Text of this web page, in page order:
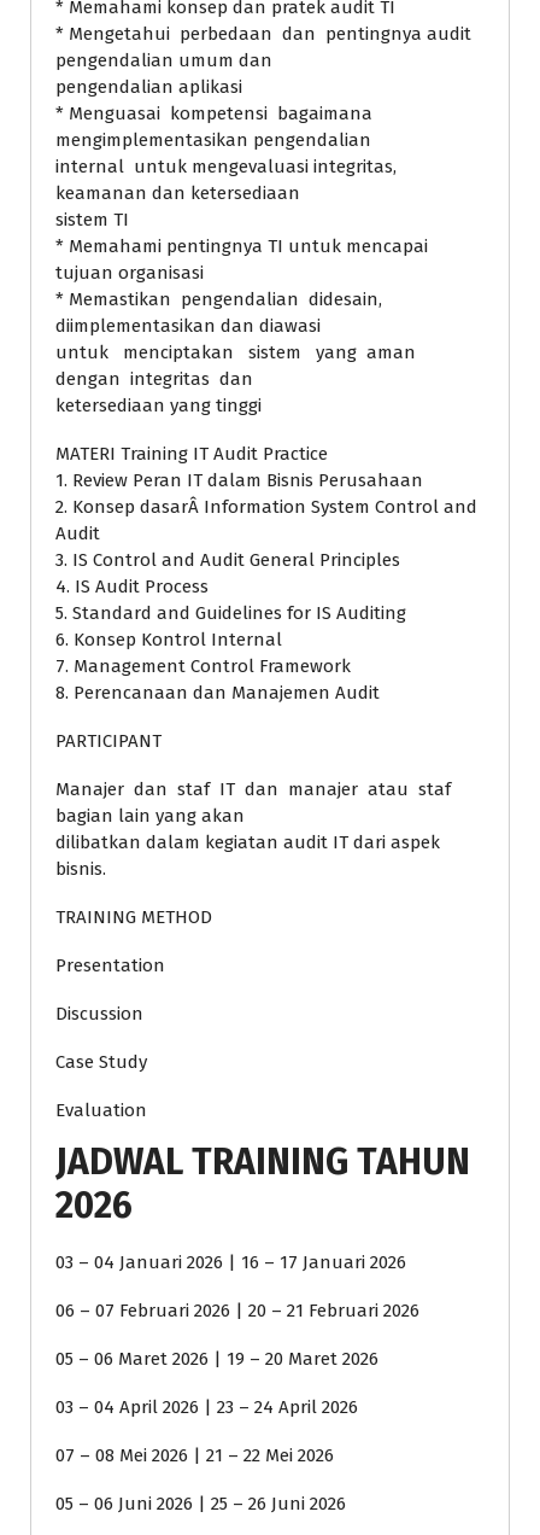
* Memahami konsep dan pratek audit TI
* Mengetahui perbedaan dan pentingnya audit
pengendalian umum dan
pengendalian aplikasi
* Menguasai kompetensi bagaimana
mengimplementasikan pengendalian
internal untuk mengevaluasi integritas,
keamanan dan ketersediaan
sistem TI
* Memahami pentingnya TI untuk mencapai
tujuan organisasi
* Memastikan pengendalian didesain,
diimplementasikan dan diawasi
untuk menciptakan sistem yang aman
dengan integritas dan
ketersediaan yang tinggi
MATERI Training IT Audit Practice
1. Review Peran IT dalam Bisnis Perusahaan
2. Konsep dasarÂ Information System Control and
Audit
3. IS Control and Audit General Principles
4. IS Audit Process
5. Standard and Guidelines for IS Auditing
6. Konsep Kontrol Internal
7. Management Control Framework
8. Perencanaan dan Manajemen Audit
PARTICIPANT
Manajer dan staf IT dan manajer atau staf
bagian lain yang akan
dilibatkan dalam kegiatan audit IT dari aspek
bisnis.
TRAINING METHOD
Presentation
Discussion
Case Study
Evaluation
JADWAL TRAINING TAHUN
2026
03 – 04 Januari 2026 | 16 – 17 Januari 2026
06 – 07 Februari 2026 | 20 – 21 Februari 2026
05 – 06 Maret 2026 | 19 – 20 Maret 2026
03 – 04 April 2026 | 23 – 24 April 2026
07 – 08 Mei 2026 | 21 – 22 Mei 2026
05 – 06 Juni 2026 | 25 – 26 Juni 2026